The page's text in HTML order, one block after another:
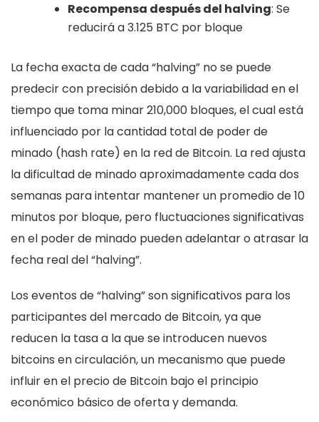
Recompensa después del halving: Se
reducirá a 3.125 BTC por bloque
La fecha exacta de cada “halving” no se puede
predecir con precisión debido a la variabilidad en el
tiempo que toma minar 210,000 bloques, el cual está
influenciado por la cantidad total de poder de
minado (hash rate) en la red de Bitcoin. La red ajusta
la dificultad de minado aproximadamente cada dos
semanas para intentar mantener un promedio de 10
minutos por bloque, pero fluctuaciones significativas
en el poder de minado pueden adelantar o atrasar la
fecha real del “halving”.
Los eventos de “halving” son significativos para los
participantes del mercado de Bitcoin, ya que
reducen la tasa a la que se introducen nuevos
bitcoins en circulación, un mecanismo que puede
influir en el precio de Bitcoin bajo el principio
económico básico de oferta y demanda.